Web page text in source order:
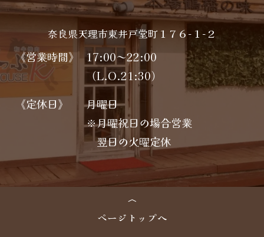
奈良県天理市東井戸堂町１７６−１−２
《営業時間》
17:00～22:00
（L.O.21:30）
《定休日》
月曜日
※月曜祝日の場合営業
翌日の火曜定休
ページトップへ